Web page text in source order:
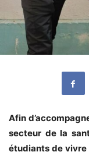
Afin
secteur de la
étudiants de